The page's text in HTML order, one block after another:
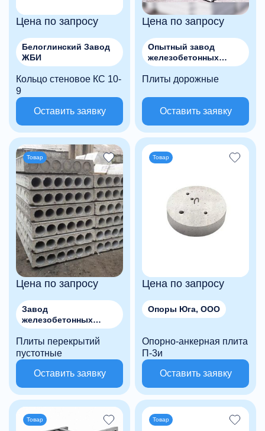
Цена по запросу
Белоглинский Завод
ЖБИ
Кольцо стеновое КС 10-
9
Оставить заявку
Цена по запросу
Опытный завод
железобетонных
изделий, ОАО (ОАО
"ОЗЖБИ")
Плиты дорожные
Оставить заявку
Товар
Цена по запросу
Завод
железобетонных
изделий №7, ООО
Плиты перекрытий
пустотные
Оставить заявку
Товар
Цена по запросу
Опоры Юга, ООО
Опорно-анкерная плита
П-3и
Оставить заявку
Товар Товар